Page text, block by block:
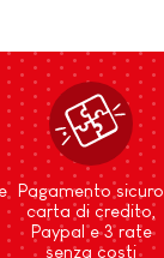
Pagamento sicuro
carta di credito,
Paypal e 3 rate
senza costi